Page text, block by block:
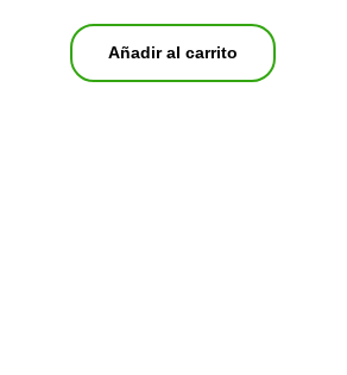
Añadir al carrito